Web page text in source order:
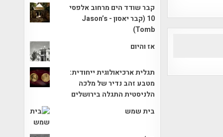
קבר שודד הים מרחוב אלפסי
10 (קבר יאסון - Jason’s
Tomb)
אז והיום
תגלית ארכיאולוגית ייחודית:
מטבע זהב נדיר של מלכה
הלניסטית התגלה בירושלים
בית שמש